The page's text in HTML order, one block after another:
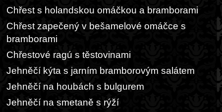
Chřest s holandskou omáčkou a bramborami
Chřest zapečený v bešamelové omáčce s
bramborami
Chřestové ragú s těstovinami
Jehněčí kýta s jarním bramborovým salátem
Jehněčí na houbách s bulgurem
Jehněčí na smetaně s rýží